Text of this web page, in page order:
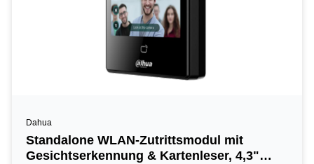
Dahua
Standalone WLAN-Zutrittsmodul mit
Gesichtserkennung & Kartenleser, 4,3"